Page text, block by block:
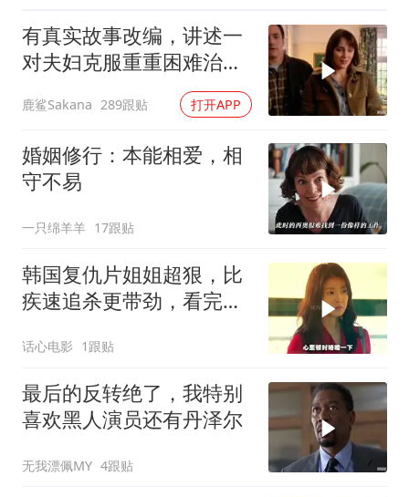
有真实故事改编，讲述一
对夫妇克服重重困难治疗
鹿鲨Sakana 289跟贴 打开APP
婚姻修行：本能相爱，相
守不易
一只绵羊羊 17跟贴
韩国复仇片姐姐超狠，比
疾速追杀更带劲，看完三
话心电影 1跟贴
最后的反转绝了，我特别
喜欢黑人演员还有丹泽尔
无我漂佩MY 4跟贴